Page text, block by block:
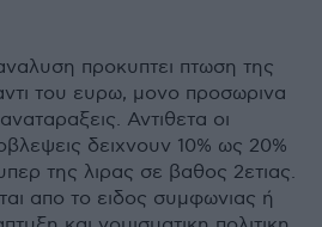
προκυπτει πτωση της
του ευρω, μονο προσωρινα
Αντιθετα οι
δειχνουν 10% ως 20%
της λιρας σε βαθος 2ετιας.
απο το ειδος συμφωνιας ή